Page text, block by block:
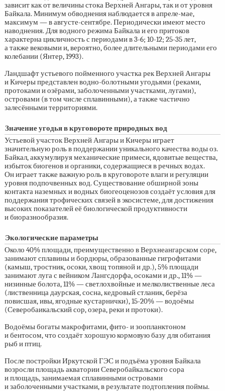
зависит как от величины стока Верхней Ангары, так и от уровня
Байкала. Минимум обводнения наблюдается в апреле-мае,
максимум — в августе-сентябре. Периодически имеют место
наводнения. Для водного режима Байкала и его притоков
характерна цикличность с периодами в3-6; 10-12; 25-35 лет,
а также вековыми и, вероятно, более длительными периодами его
колебании (Янтер, 1993).
Ландшафт устьевого пойменного участка рек Верхней Ангары
и Кичеры представлен водно-болотными угодьями (реками,
протоками и озёрами, заболоченными участками, лугами),
островами (в том числе сплавинными), а также частично
залесёнными территориями.
Значение угодья в круговороте природных вод
Устьевой участок Верхней Ангары и Кичеры играет
значительную роль в поддержании уникального качества воды оз.
Байкал, аккумулируя механические примеси, ядовитые вещества,
избыток биогенов и органики, содержащиеся в речных водах.
Он играет также важную роль в круговороте влаги и регуляции
уровня подпочвенных вод. Существование обширной зоны
контакта наземных и водных биогеоценозов создаёт условия для
поддержания трофических связей в экосистеме, для достижения
высоких показателей её биологической продуктивности
и биоразнообразия.
Экологические параметры
Около 40% площади, преимущественно в Верхнеангарском соре,
занимают сплавины и бордюры, образованные гигрофитами
(камыш, тростник, осоки, хвощ топяной и др.), 5% площади
занимают луга с вейником Лангсдорфа, осоками и др., 11% —
низинные болота, 11% — светлохвойные и мелколиственные леса
(лиственница даурская, сосна, кедровый стланик, берёза
повисшая, ивы, ягодные кустарнички),15-20% —водоёмы
(Северобаикальский сор, озера, реки и протоки).
Водоёмы богаты макрофитами, фито- и зоопланктоном
и бентосом, что создаёт хорошую кормовую базу для обитания
рыб и птиц.
После постройки Иркутской ГЭС и подъёма уровня Байкала
возросли площадь акватории Северобайкальского сора
и площадь, занимаемая сплавинными островами
и заболоченными участками, в результате подтопления поймы.